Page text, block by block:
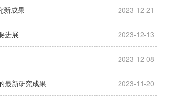
新成果 2023-12-21
进展 2023-12-13
2023-12-08
最新研究成果 2023-11-20